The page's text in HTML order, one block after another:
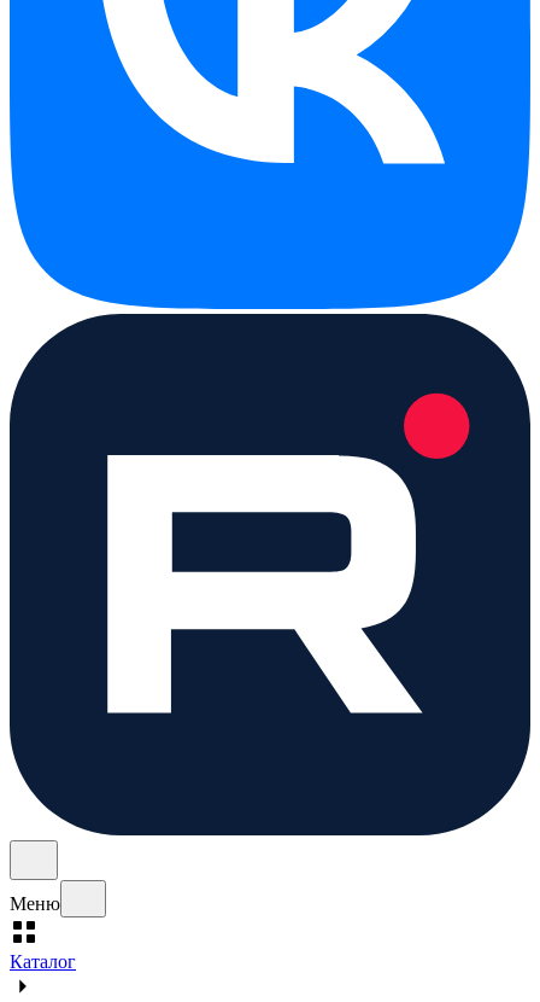
Меню
Каталог